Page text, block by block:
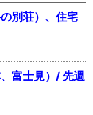
別荘）、住宅
富士見）/ 先週